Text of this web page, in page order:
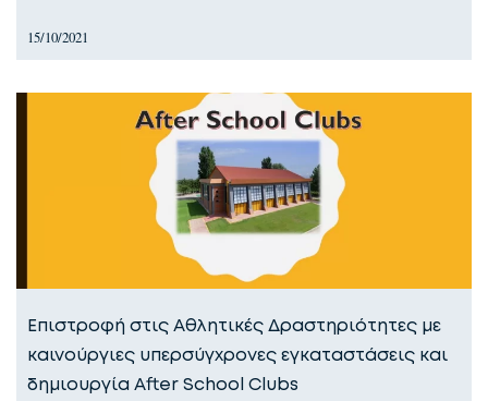
15/10/2021
Επιστροφή στις Αθλητικές Δραστηριότητες με
καινούργιες υπερσύγχρονες εγκαταστάσεις και
δημιουργία After School Clubs